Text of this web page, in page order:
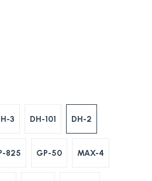
3 DH-101 DH-2
825 GP-50 MAX-4